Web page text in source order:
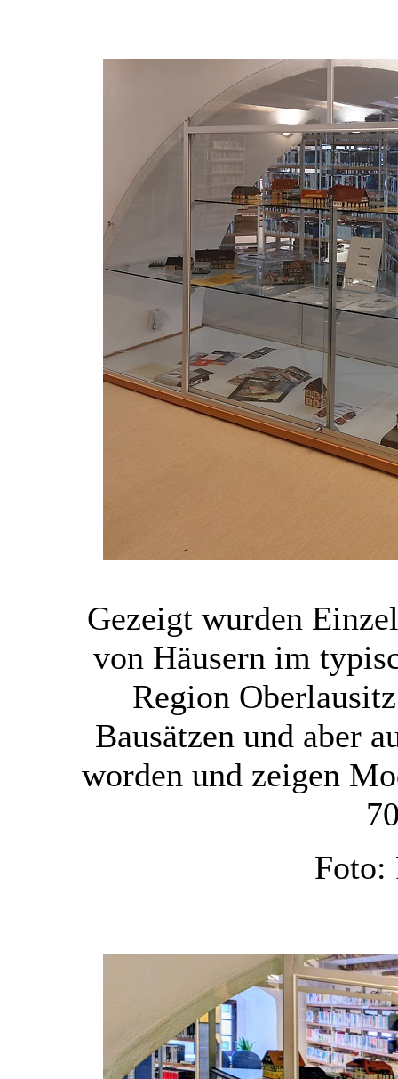
Gezeigt wurden
von Häusern im
Region
Bausätzen und aber
worden und zeigen
Foto: